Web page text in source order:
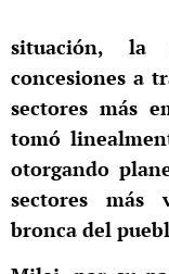
situación, la
concesiones a
sectores más
tomó
otorgando
sectores más
bronca del